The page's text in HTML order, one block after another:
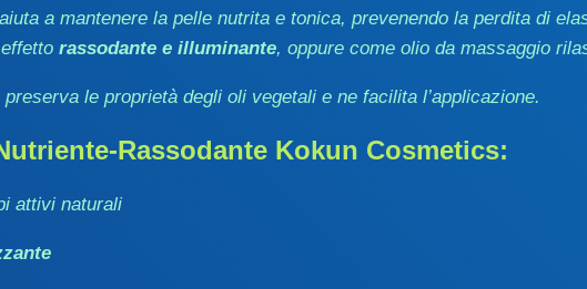
a mantenere la pelle nutrita e tonica, prevenendo la perdita di
rassodante e illuminante, oppure come olio da massaggio
preserva le proprietà degli oli vegetali e ne facilita l’applicazione.
Rassodante Kokun Cosmetics:
attivi naturali